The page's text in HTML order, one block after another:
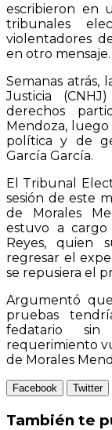
escribieron en
tribunales
violentadores
en otro mensaje.
Semanas atrás,
Justicia
derechos
Mendoza,
política y de
García García.
El Tribunal
sesión de este
de Morales
estuvo a cargo
Reyes, quien
regresar el
se repusiera el
Argumentó
pruebas
fedatario
requerimiento
de Morales
Facebook Twitter
También te